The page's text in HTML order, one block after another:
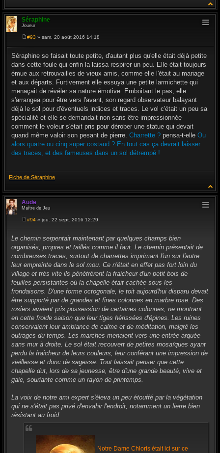
Séraphine
Joueur
s
s
a
e
#93 » sam. 20 août 2016 14:18
Séraphine se faisait toute petite, d'autant plus qu'elle était déjà petite
dans cette foule qui enfin la laissa respirer un peu. Elle était toujours
émue aux retrouvailles de vieux amis, comme elle l'était au mariage
et aux départs. Furtivement elle essuya une petite larmichette qui
menaçait de révéler sa nature émotive. Emboitant le pas, elle
s'arrangea pour être vers l'avant, son regard observateur balayant
déjà le sol pour d'éventuels indices et traces. Le vol c'était un peu sa
spécialité et elle se demandait non sans être impressionnée
comment le voleur s'était pris pour dérober une statue qui devait
quand même valoir son pesant de pierre. Charrette ? pensa-t-elle Ou
alors quatre ou cinq super costaud ? En tout cas ça devrait laisser
des traces, et des fameuses dans un sol détrempé !
Fiche de Séraphine
Aude
Maître de Jeu
s
a
e
#94 » jeu. 22 sept. 2016 12:29
Le chemin serpentait maintenant par quelques champs bien
organisés, propres et taillés comme il faut. Le chemin présentait de
nombreuses traces, surtout de charrettes imprimant l'un sur l'autre
leur empreinte dans le sol mou. Ce n'était en effet pas fort loin du
village et très vite ils pénétrèrent la fraicheur d'un petit bois de
feuilles persistantes où la chapelle était cachée sous les
frondaisons. D'une forme octogonale, le toit aujourd'hui disparu devait
être supporté par de grandes et fines colonnes en marbre rose. Des
rosiers avaient pris possession de certaines colonnes, ne montrant
en cette froide saison que leur tiges hérissées d'épines. Les ruines
conservaient leur ambiance de calme et de méditation, malgré les
outrages du temps. Les marches menaient vers une entrée arquée
sans mur à droite. Le sol était recouvert de petites mosaïques ayant
perdu la fraicheur de leurs couleurs, leur conférant une impression de
vieillesse et donc de sagesse. Tout laissait penser que cette
chapelle dut, lors de sa jeunesse, être d'une grande beauté, vive et
gaie, souriante comme un rayon de printemps.
La voix de notre ami expert s'éleva un peu étouffé par la végétation
qui ne s'était pas privé d'envahir l'endroit, notamment un lierre bien
résistant au froid
Notre Dame Chloris était ici sur ce